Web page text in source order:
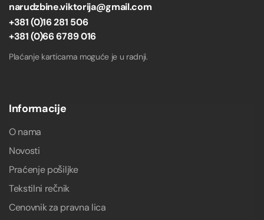
narudzbine.viktorija@gmail.com
+381 (0)16 281 506
+381 (0)66 6789 016
Plaćanje karticama moguće je u radnji.
Informacije
O nama
Novosti
Praćenje pošiljke
Tekstilni rečnik
Cenovnik za pravna lica